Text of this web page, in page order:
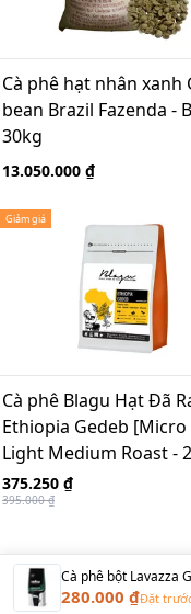
Cà phê hạt nhân xanh
bean Brazil Fazenda -
30kg
13.050.000 ₫
Giảm giá
Cà phê Blagu Hạt Đã
Ethiopia Gedeb [Micro
Light Medium Roast -
375.250 ₫
395.000 ₫
280.000 ₫Đặt